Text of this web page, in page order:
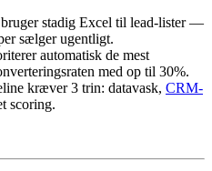
bruger stadig Excel til lead-lister —
sælger ugentligt.
automatisk de mest
med op til 30%.
kræver 3 trin: datavask, CRM-
scoring.